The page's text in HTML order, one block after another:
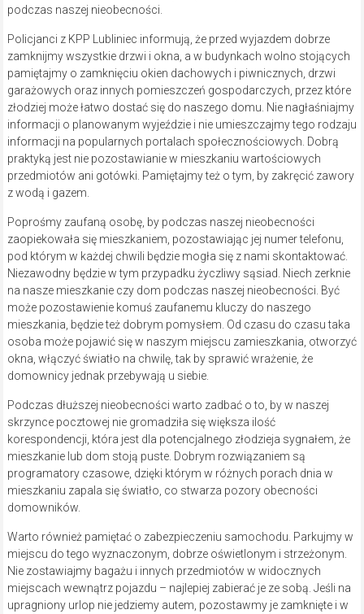
podczas naszej nieobecności.
Policjanci z KPP Lubliniec informują, że przed wyjazdem dobrze
zamknijmy wszystkie drzwi i okna, a w budynkach wolno stojących
pamiętajmy o zamknięciu okien dachowych i piwnicznych, drzwi
garażowych oraz innych pomieszczeń gospodarczych, przez które
złodziej może łatwo dostać się do naszego domu. Nie nagłaśniajmy
informacji o planowanym wyjeździe i nie umieszczajmy tego rodzaju
informacji na popularnych portalach społecznościowych. Dobrą
praktyką jest nie pozostawianie w mieszkaniu wartościowych
przedmiotów ani gotówki. Pamiętajmy też o tym, by zakręcić zawory
z wodą i gazem.
Poprośmy zaufaną osobę, by podczas naszej nieobecności
zaopiekowała się mieszkaniem, pozostawiając jej numer telefonu,
pod którym w każdej chwili będzie mogła się z nami skontaktować.
Niezawodny będzie w tym przypadku życzliwy sąsiad. Niech zerknie
na nasze mieszkanie czy dom podczas naszej nieobecności. Być
może pozostawienie komuś zaufanemu kluczy do naszego
mieszkania, będzie też dobrym pomysłem. Od czasu do czasu taka
osoba może pojawić się w naszym miejscu zamieszkania, otworzyć
okna, włączyć światło na chwilę, tak by sprawić wrażenie, że
domownicy jednak przebywają u siebie.
Podczas dłuższej nieobecności warto zadbać o to, by w naszej
skrzynce pocztowej nie gromadziła się większa ilość
korespondencji, która jest dla potencjalnego złodzieja sygnałem, że
mieszkanie lub dom stoją puste. Dobrym rozwiązaniem są
programatory czasowe, dzięki którym w różnych porach dnia w
mieszkaniu zapala się światło, co stwarza pozory obecności
domowników.
Warto również pamiętać o zabezpieczeniu samochodu. Parkujmy w
miejscu do tego wyznaczonym, dobrze oświetlonym i strzeżonym.
Nie zostawiajmy bagażu i innych przedmiotów w widocznych
miejscach wewnątrz pojazdu – najlepiej zabierać je ze sobą. Jeśli na
upragniony urlop nie jedziemy autem, pozostawmy je zamknięte i w